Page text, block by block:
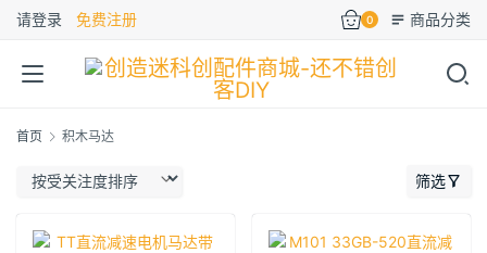
请登录 免费注册 0 商品分类
首页 积木马达
筛选